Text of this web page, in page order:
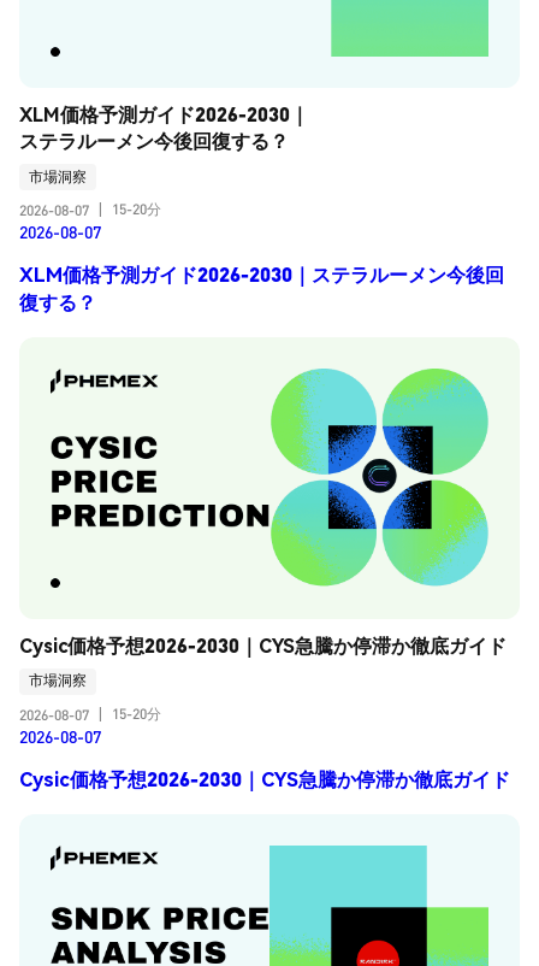
XLM価格予測ガイド2026-2030｜
ステラルーメン今後回復する？
市場洞察
2026-08-07
15-20分
2026-08-07
XLM価格予測ガイド2026-2030｜ステラルーメン今後回
復する？
Cysic価格予想2026-2030｜CYS急騰か停滞か徹底ガイド
市場洞察
2026-08-07
15-20分
2026-08-07
Cysic価格予想2026-2030｜CYS急騰か停滞か徹底ガイド